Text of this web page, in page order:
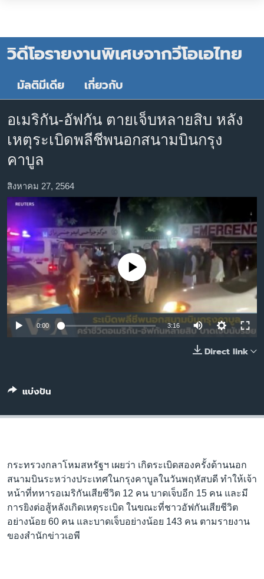
ต่อ
เนื้อหา
ข้าม
ไป
หน้า
ข้าม
ไป
การ
ค้นหา
โลก
สหรัฐฯ
ธุรกิจ
วิทยาศาสตร์
ไลฟ์สไตล์
ตรวจสอบข่าว
เรียนรู้ภาษาอังกฤษ
พอดคาสต์
ติดตามเรา
วิดีโอรายงานพิเศษจากวีโอเอไทย
มัลติมีเดีย เกี่ยวกับ
อเมริกัน-อัฟกัน ตายเจ็บหลายสิบ หลัง
เหตุระเบิดพลีชีพนอกสนามบินกรุง
คาบูล
สิงหาคม 27, 2564
No media source currently available
0:00 3:16
Direct link
แบ่งปัน
กระทรวงกลาโหมสหรัฐฯ เผยว่า เกิดระเบิดสองครั้งด้านนอก
สนามบินระหว่างประเทศในกรุงคาบูลในวันพฤหัสบดี ทำให้เจ้า
หน้าที่ทหารอเมริกันเสียชีวิต 12 คน บาดเจ็บอีก 15 คน และมี
การยิงต่อสู้หลังเกิดเหตุระเบิด ในขณะที่ชาวอัฟกันเสียชีวิต
อย่างน้อย 60 คน และบาดเจ็บอย่างน้อย 143 คน ตามรายงาน
ของสำนักข่าวเอพี